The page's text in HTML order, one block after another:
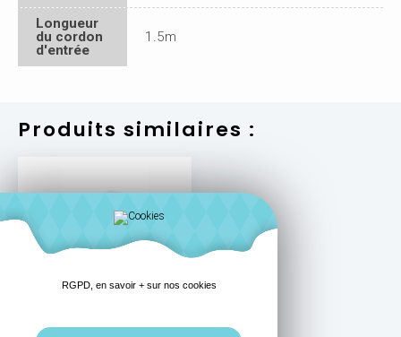
Longueur
du cordon
d'entrée
1.5m
Produits similaires :
ONDULEUR
PARAFOUDRE 3S
RGPD, en savoir + sur nos cookies